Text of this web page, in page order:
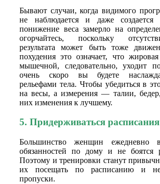
Бывают случаи, когда видимого
не наблюдается и даже создается
понижение веса замерло на
огорчайтесь, поскольку
результата может быть тоже
похудения это означает, что
мышечной, следовательно, уходит
очень скоро вы будете
рельефами тела. Чтобы убедиться в
на весы, а измерения — талии,
них изменения к лучшему.
5. Придерживаться расписания
Большинство женщин ежедневно
обязанностей по дому и не боятся
Поэтому и тренировки станут
их посещать по расписанию и не
пропуски.